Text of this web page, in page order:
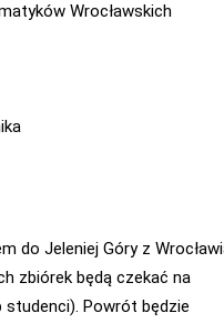
Wrocławskich
do Jeleniej Góry z
zbiórek będą czekać na
Powrót będzie